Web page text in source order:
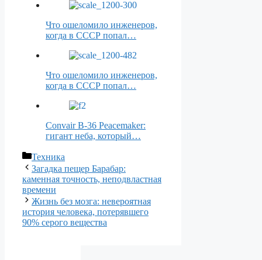
Что ошеломило инженеров,
когда в СССР попал…
Что ошеломило инженеров,
когда в СССР попал…
Convair B-36 Peacemaker:
гигант неба, который…
Рубрики
Техника
Загадка пещер Барабар:
каменная точность, неподвластная
времени
Жизнь без мозга: невероятная
история человека, потерявшего
90% серого вещества